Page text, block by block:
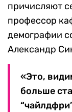
причисляют
профессор
демографии
Александр
«Это,
больше